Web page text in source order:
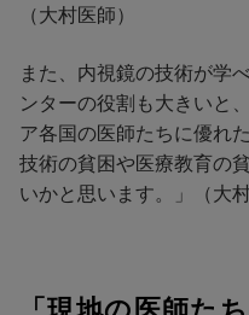
（大村医師）
また、内視鏡の技術が学
ンターの役割も大きいと
ア各国の医師たちに優れ
技術の貧困や医療教育の
いかと思います。」（大村
「現地の医師た